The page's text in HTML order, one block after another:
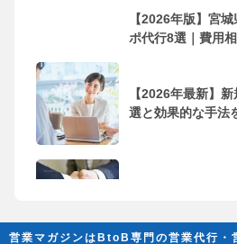
【2026年版】宮
ポ代行8選｜費用
【2026年最新】
選と効果的な手法
営業マガジンはBtoB専門の営業代行・